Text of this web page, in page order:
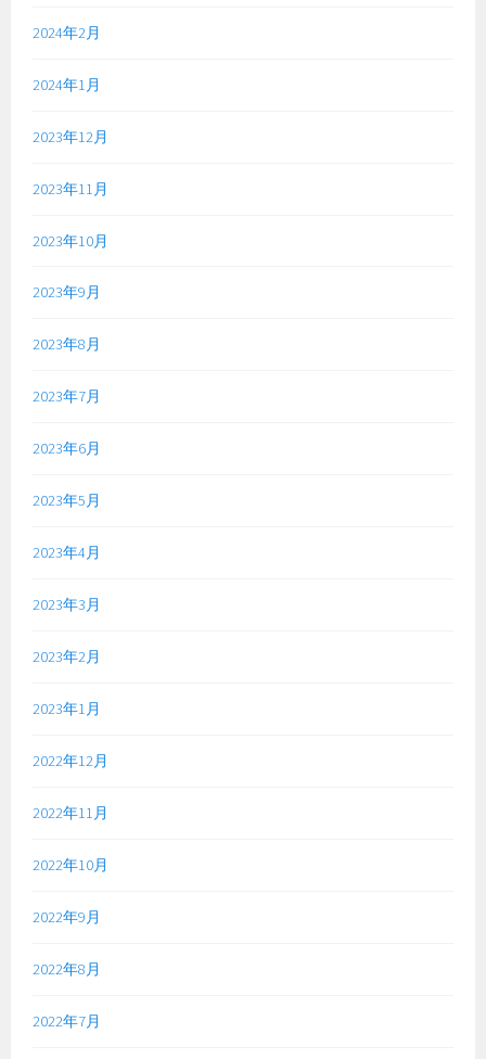
2024年2月
2024年1月
2023年12月
2023年11月
2023年10月
2023年9月
2023年8月
2023年7月
2023年6月
2023年5月
2023年4月
2023年3月
2023年2月
2023年1月
2022年12月
2022年11月
2022年10月
2022年9月
2022年8月
2022年7月